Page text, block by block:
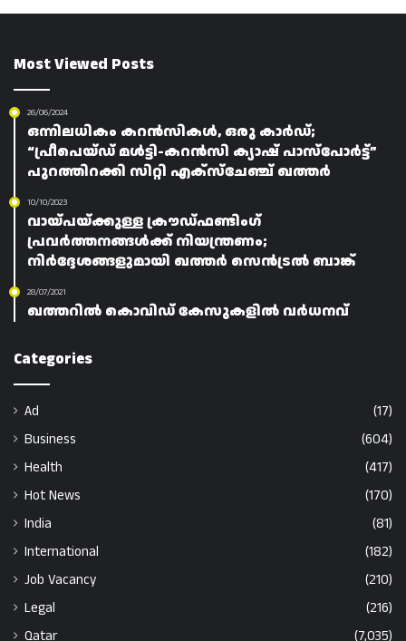
Most Viewed Posts
26/06/2024
ഒന്നിലധികം കറൻസികൾ, ഒരു കാർഡ്;
“പ്രീപെയ്ഡ് മൾട്ടി-കറൻസി ക്യാഷ്‌ പാസ്‌പോർട്ട്”
പുറത്തിറക്കി സിറ്റി എക്‌സ്‌ചേഞ്ച് ഖത്തർ
10/10/2023
വായ്പയ്ക്കുള്ള ക്രൗഡ്ഫണ്ടിംഗ്
പ്രവർത്തനങ്ങൾക്ക് നിയന്ത്രണം;
നിർദ്ദേശങ്ങളുമായി ഖത്തർ സെൻട്രൽ ബാങ്ക്
28/07/2021
ഖത്തറിൽ കൊവിഡ് കേസുകളിൽ വർധനവ്
Categories
Ad
(17)
Business
(604)
Health
(417)
Hot News
(170)
India
(81)
International
(182)
Job Vacancy
(210)
Legal
(216)
Qatar
(7,035)